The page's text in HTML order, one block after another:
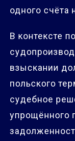
одного счёта
В контексте
взыскании
польского
судебное
упрощённого